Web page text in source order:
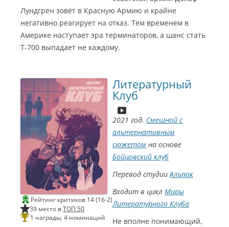
э
2
2
2
Л
й
р
е
ж
с
с
с
е
и
а
л
а
(
А
д
р
е
й
К
о
с
(
a
l
p
o
k
)
С
и
н
Г
о
р
2
2
2
Л
у
ч
ш
й
с
ц
е
н
Лундгрен зовёт в Красную Армию и крайне
негативно реагирует на отказ. Тем временем в
Америке наступает эра терминаторов, а шанс стать
Т-700 выпадает не каждому.
Рейтинг критиков 14 (16-2)
39 место вТОП 50
1 награды, 4 номинаций
Литературный
Клуб
2021 год. Смешной с
альтернативным
сюжетом на основе
Бойцовский клуб
Перевод студии Альпок
Входит в цикл Миры
Литературного Клуба
Не вполне понимающий,